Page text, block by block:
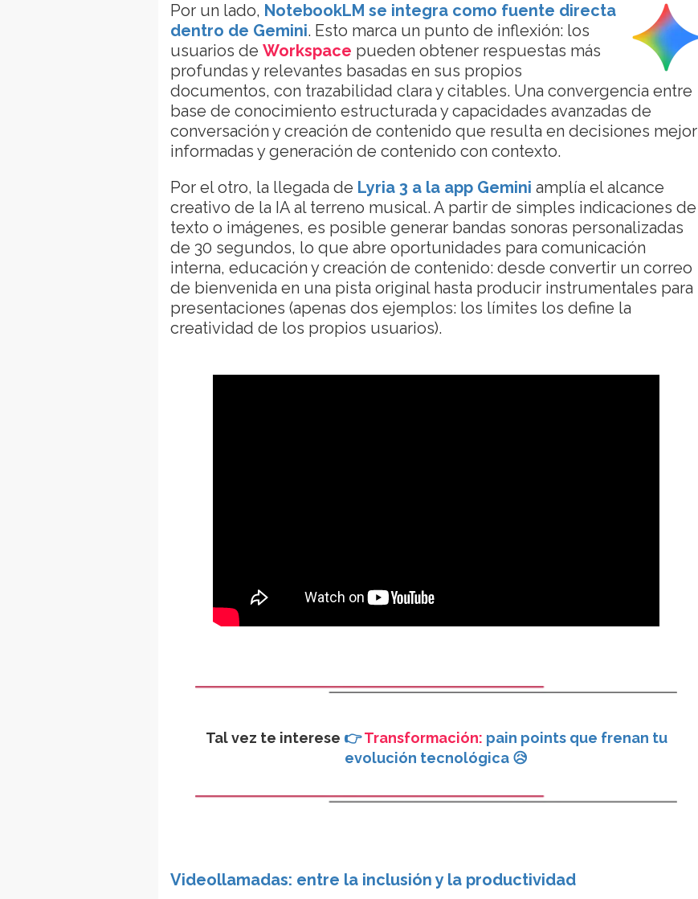
Por un lado, NotebookLM se integra como fuente directa
dentro de Gemini. Esto marca un punto de inflexión: los
usuarios de Workspace pueden obtener respuestas más
profundas y relevantes basadas en sus propios
documentos, con trazabilidad clara y citables. Una convergencia entre
base de conocimiento estructurada y capacidades avanzadas de
conversación y creación de contenido que resulta en decisiones mejor
informadas y generación de contenido con contexto.
Por el otro, la llegada de Lyria 3 a la app Gemini amplía el alcance
creativo de la IA al terreno musical. A partir de simples indicaciones de
texto o imágenes, es posible generar bandas sonoras personalizadas
de 30 segundos, lo que abre oportunidades para comunicación
interna, educación y creación de contenido: desde convertir un correo
de bienvenida en una pista original hasta producir instrumentales para
presentaciones (apenas dos ejemplos: los límites los define la
creatividad de los propios usuarios).
Tal vez te interese 👉Transformación: pain points que frenan tu
evolución tecnológica 😥
Videollamadas: entre la inclusión y la productividad